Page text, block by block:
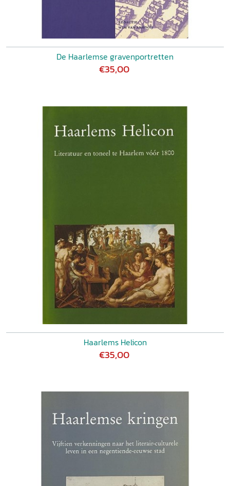
De Haarlemse gravenportretten
€35,00
Haarlems Helicon
€35,00